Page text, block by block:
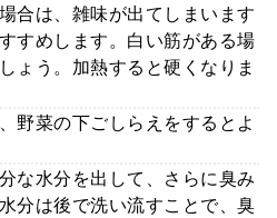
合は、雑味が出てしまいます
すめします。白い筋がある場
ょう。加熱すると硬くなりま
野菜の下ごしらえをするとよ
な水分を出して、さらに臭み
分は後で洗い流すことで、臭